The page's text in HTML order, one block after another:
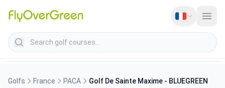
Search golf courses
Golfs France PACA Golf De Sainte Maxime - BLUEGREEN